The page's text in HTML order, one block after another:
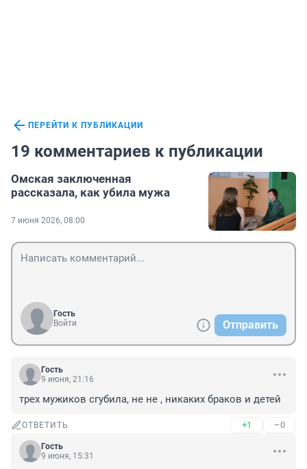
ПЕРЕЙТИ К ПУБЛИКАЦИИ
19 комментариев к публикации
Омская заключенная
рассказала, как убила мужа
7 июня 2026, 08:00
Гость
Войти
Отправить
Гость
9 июня, 21:16
трех мужиков сгубила, не не , никаких браков и детей
ОТВЕТИТЬ +1 –0
Гость
9 июня, 15:31